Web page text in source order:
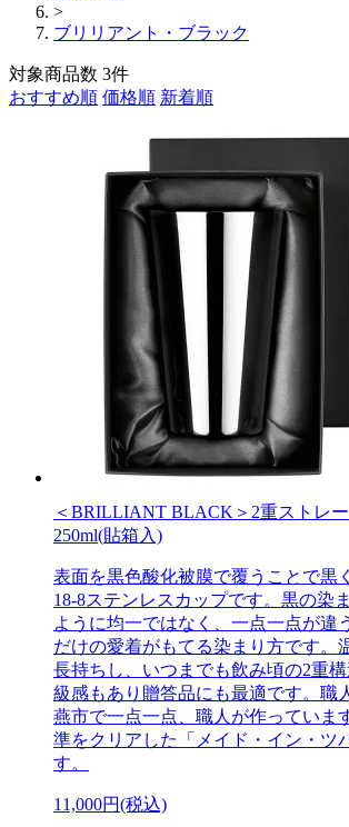
>
ブリリアント・ブラック
対象商品数 3件
おすすめ順 価格順 新着順
＜BRILLIANT BLACK＞2重ストレ
250ml(貼箱入)
表面を黒色酸化被膜で覆うことで黒
18-8ステンレスカップです。黒の染
ように均一ではなく、一点一点が違
だけの愛着がもてる染まり方です。
長持ちし、いつまでも飲み頃の2重
級感もあり贈答品にも最適です。職
燕市で一点一点、職人が作っていま
準をクリアした「メイド・イン・ツ
す。
11,000円(税込)